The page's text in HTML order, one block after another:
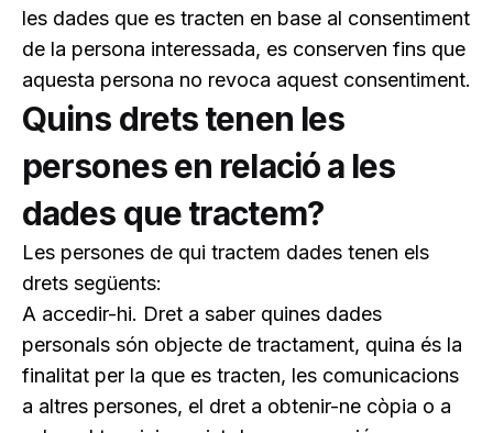
les dades que es tracten en base al consentiment
de la persona interessada, es conserven fins que
aquesta persona no revoca aquest consentiment.
Quins drets tenen les
persones en relació a les
dades que tractem?
Les persones de qui tractem dades tenen els
drets següents:
A accedir-hi. Dret a saber quines dades
personals són objecte de tractament, quina és la
finalitat per la que es tracten, les comunicacions
a altres persones, el dret a obtenir-ne còpia o a